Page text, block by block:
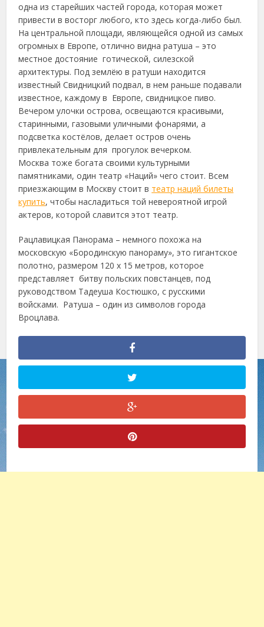
одна из старейших частей города, которая может
привести в восторг любого, кто здесь когда-либо был.
На центральной площади, являющейся одной из самых
огромных в Европе, отлично видна ратуша – это
местное достояние готической, силезской
архитектуры. Под землёю в ратуши находится
известный Свидницкий подвал, в нем раньше подавали
известное, каждому в Европе, свидницкое пиво.
Вечером улочки острова, освещаются красивыми,
старинными, газовыми уличными фонарями, а
подсветка костёлов, делает остров очень
привлекательным для прогулок вечерком.
Москва тоже богата своими культурными
памятниками, один театр «Наций» чего стоит. Всем
приезжающим в Москву стоит в театр наций билеты
купить, чтобы насладиться той невероятной игрой
актеров, которой славится этот театр.
Рацлавицкая Панорама – немного похожа на
московскую «Бородинскую панораму», это гигантское
полотно, размером 120 х 15 метров, которое
представляет битву польских повстанцев, под
руководством Тадеуша Костюшко, с русскими
войсками. Ратуша – один из символов города
Вроцлава.